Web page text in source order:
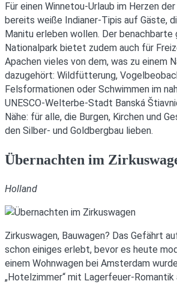
Für einen Winnetou-Urlaub im Herzen
bereits weiße Indianer-Tipis auf Gäste,
Manitu erleben wollen. Der
Nationalpark bietet zudem auch für
Apachen vieles von dem, was zu einem
dazugehört: Wildfütterung,
Felsformationen oder Schwimmen im
UNESCO-Welterbe-Stadt Banská
Nähe: für alle, die Burgen, Kirchen und
den Silber- und Goldbergbau lieben.
Übernachten im
Holland
Zirkuswagen, Bauwagen? Das Gefährt
schon einiges erlebt, bevor es heute
einem Wohnwagen bei Amsterdam
„Hotelzimmer“ mit Lagerfeuer-Romantik